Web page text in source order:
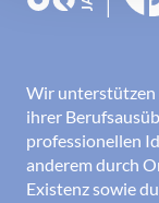
Wir unterstützen
ihrer
professionellen
anderem durch
Existenz sowie